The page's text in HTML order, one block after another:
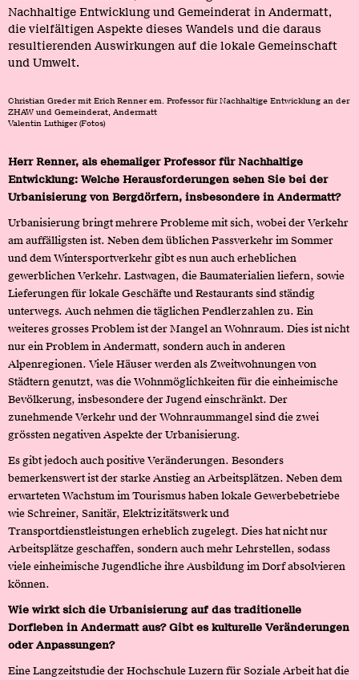
Nachhaltige Entwicklung und Gemeinderat in Andermatt,
die vielfältigen Aspekte dieses Wandels und die daraus
resultierenden Auswirkungen auf die lokale Gemeinschaft
und Umwelt.
Christian Greder mit Erich Renner em. Professor für Nachhaltige Entwicklung an der
ZHAW und Gemeinderat, Andermatt
Valentin Luthiger (Fotos)
Herr Renner, als ehemaliger Professor für Nachhaltige
Entwicklung: Welche Herausforderungen sehen Sie bei der
Urbanisierung von Bergdörfern, insbesondere in Andermatt?
Urbanisierung bringt mehrere Probleme mit sich, wobei der Verkehr
am auffälligsten ist. Neben dem üblichen Passverkehr im Sommer
und dem Wintersportverkehr gibt es nun auch erheblichen
gewerblichen Verkehr. Lastwagen, die Baumaterialien liefern, sowie
Lieferungen für lokale Geschäfte und Restaurants sind ständig
unterwegs. Auch nehmen die täglichen Pendlerzahlen zu. Ein
weiteres grosses Problem ist der Mangel an Wohnraum. Dies ist nicht
nur ein Problem in Andermatt, sondern auch in anderen
Alpenregionen. Viele Häuser werden als Zweitwohnungen von
Städtern genutzt, was die Wohnmöglichkeiten für die einheimische
Bevölkerung, insbesondere der Jugend einschränkt. Der
zunehmende Verkehr und der Wohnraummangel sind die zwei
grössten negativen Aspekte der Urbanisierung.
Es gibt jedoch auch positive Veränderungen. Besonders
bemerkenswert ist der starke Anstieg an Arbeitsplätzen. Neben dem
erwarteten Wachstum im Tourismus haben lokale Gewerbebetriebe
wie Schreiner, Sanitär, Elektrizitätswerk und
Transportdienstleistungen erheblich zugelegt. Dies hat nicht nur
Arbeitsplätze geschaffen, sondern auch mehr Lehrstellen, sodass
viele einheimische Jugendliche ihre Ausbildung im Dorf absolvieren
können.
Wie wirkt sich die Urbanisierung auf das traditionelle
Dorfleben in Andermatt aus? Gibt es kulturelle Veränderungen
oder Anpassungen?
Eine Langzeitstudie der Hochschule Luzern für Soziale Arbeit hat die